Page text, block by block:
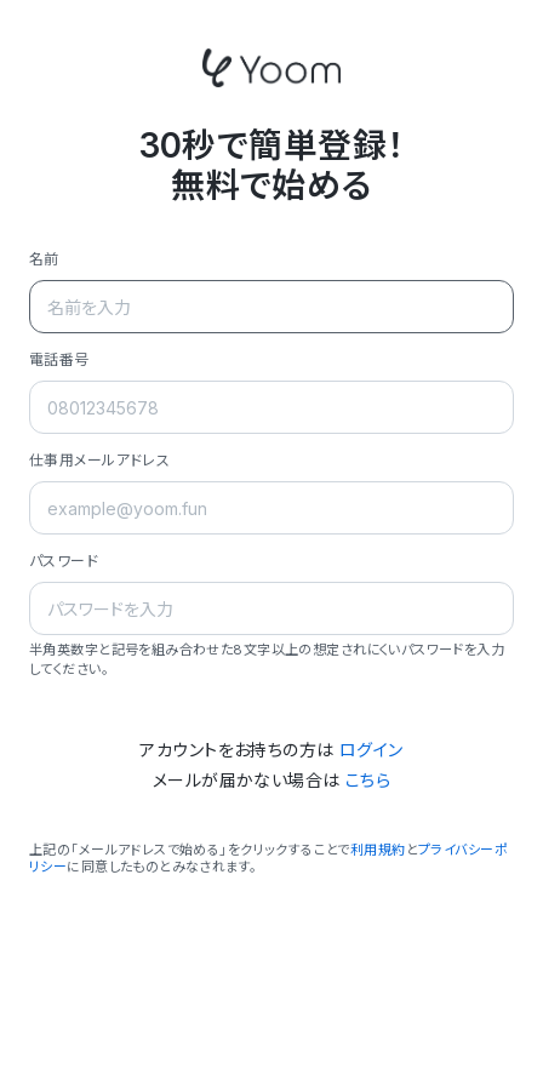
30秒で簡単登録！
無料で始める
名前
電話番号
仕事用メールアドレス
パスワード
半角英数字と記号を組み合わせた8文字以上の想定されにくいパスワードを入力
してください。
アカウントをお持ちの方は ログイン
メールが届かない場合は こちら
上記の「メールアドレスで始める」をクリックすることで利用規約 とプライバシーポ
リシーに同意したものとみなされます。